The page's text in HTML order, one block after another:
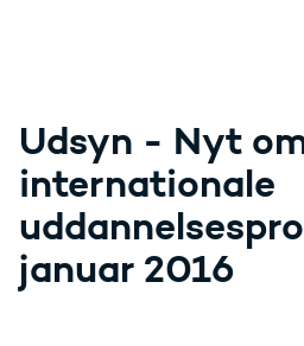
Udsyn - Nyt
internationale
januar 2016